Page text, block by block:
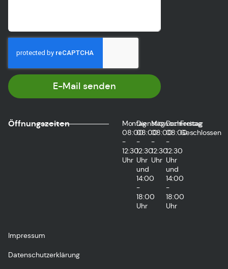
E-Mail senden
Öffnungszeiten
Montag
08:00
-
12:30
Uhr
Dienstag
08:00
-
12:30
Uhr
und
14:00
-
18:00
Uhr
Mittwoch
08:00
-
12:30
Uhr
Donnerstag
08:00
-
12:30
Uhr
und
14:00
-
18:00
Uhr
Freitag
Geschlossen
Impressum
Datenschutzerklärung